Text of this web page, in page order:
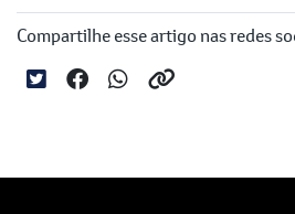
Compartilhe esse artigo nas redes